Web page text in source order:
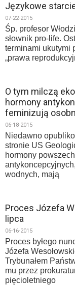
Językowe
07-22-2015
Śp. profesor
słownik pro-life.
terminami ukutymi
„prawa
O tym milczą
hormony
feminizują
06-18-2015
Niedawno
stronie US
hormony
wodnych, mają
Proces Józefa
lipca
06-16-2015
Proces byłego
Józefa
Trybunałem
mu przez
pięcioletniego